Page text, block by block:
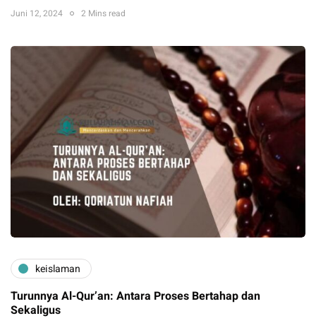
Juni 12, 2024 2 Mins read
keislaman
Turunnya Al-Qur’an: Antara Proses Bertahap dan
Sekaligus